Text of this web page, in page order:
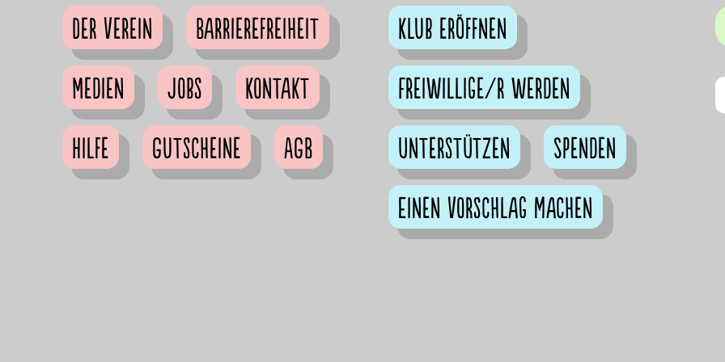
Der Verein
Barrierefreiheit
Medien
Jobs
Kontakt
Hilfe
Gutscheine AGB
Klub eröffnen
Freiwillige/r werden
Unterstützen
Spenden
Einen Vorschlag machen